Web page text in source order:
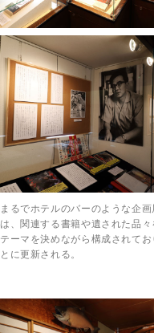
まるでホテルのバーのような企画
は、関連する書籍や遺された品々
テーマを決めながら構成されて
とに更新される。